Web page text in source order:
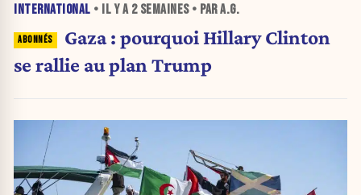
INTERNATIONAL • IL Y A 2 SEMAINES• PAR A.G.
Gaza : pourquoi Hillary Clinton
se rallie au plan Trump